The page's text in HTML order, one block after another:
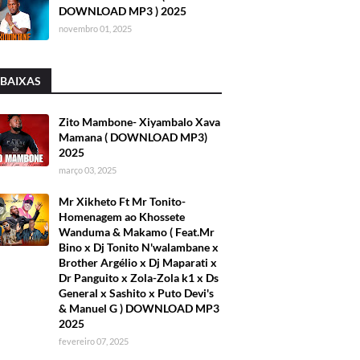
DOWNLOAD MP3 ) 2025
novembro 01, 2025
Zito Mambone- Xiyambalo Xava
Mamana ( DOWNLOAD MP3)
2025
março 03, 2025
Mr Xikheto Ft Mr Tonito-
Homenagem ao Khossete
Wanduma & Makamo ( Feat.Mr
Bino x Dj Tonito N'walambane x
Brother Argélio x Dj Maparati x
Dr Panguito x Zola-Zola k1 x Ds
General x Sashito x Puto Devi's
& Manuel G ) DOWNLOAD MP3
2025
fevereiro 07, 2025